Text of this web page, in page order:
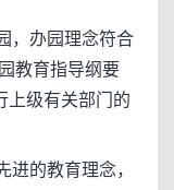
办园理念符合
教育指导纲要
上级有关部门的
的教育理念，